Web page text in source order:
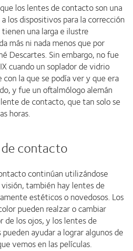
los lentes de contacto son una
los dispositivos para la corrección
una larga e ilustre
más ni nada menos que por
Descartes. Sin embargo, no fue
cuando un soplador de vidrio
la que se podía ver y que era
y fue un oftalmólogo alemán
de contacto, que tan solo se
horas.
contacto
continúan utilizándose
también hay lentes de
estéticos o novedosos. Los
pueden realzar o cambiar
los ojos, y los lentes de
ayudar a lograr algunos de
vemos en las películas.